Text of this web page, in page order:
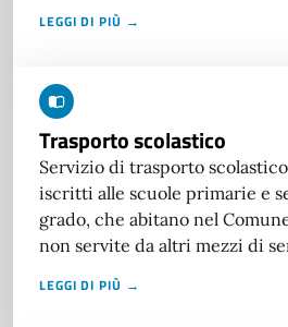
LEGGI DI PIÙ →
Trasporto scolastico
Servizio di trasporto
iscritti alle scuole primarie e
grado, che abitano nel
non servite da altri mezzi di
LEGGI DI PIÙ →